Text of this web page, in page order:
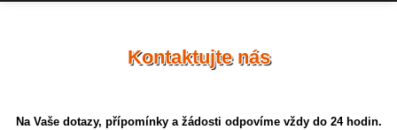
Kontaktujte nás
Na Vaše dotazy, přípomínky a žádosti odpovíme vždy do 24 hodin.